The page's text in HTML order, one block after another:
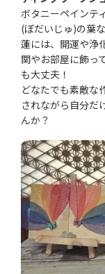
ボタニーペインテ
(ぼだいじゅ)の葉
蓮には、開運や浄
関やお部屋に飾っ
も大丈夫！
どなたでも素敵な
されながら自分だ
んか？